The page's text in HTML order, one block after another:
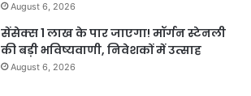
August 6, 2026
सेंसेक्स 1 लाख के पार जाएगा! मॉर्गन स्टेनली
की बड़ी भविष्यवाणी, निवेशकों में उत्साह
August 6, 2026